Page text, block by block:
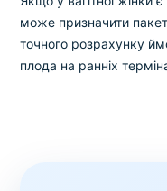
може призначити пакет
точного розрахунку
плода на ранніх